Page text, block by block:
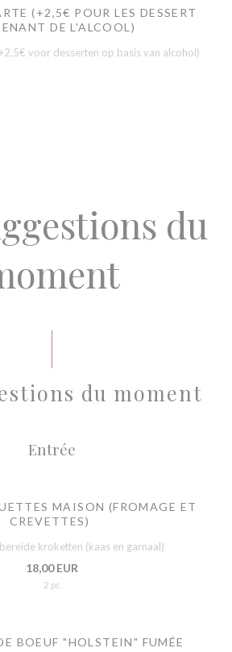
(+2,5€ POUR LES DESSERT
DE L'ALCOOL)
voor desserten op basis van alcohol)
du
du moment
Entrée
MAISON (FROMAGE ET
CREVETTES)
kroketten (kaas en garnaal)
18,00 EUR
2 pc
BOEUF "HOLSTEIN" FUMÉE